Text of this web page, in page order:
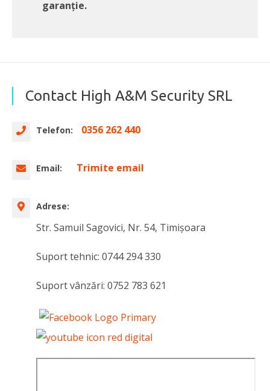
garanţie.
Contact High A&M Security SRL
Telefon: 0356 262 440
Email: Trimite email
Adrese:
Str. Samuil Sagovici, Nr. 54, Timișoara
Suport tehnic: 0744 294 330
Suport vânzări: 0752 783 621